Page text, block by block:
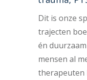
Dit is onze
trajecten
én
mensen al
therapeuten